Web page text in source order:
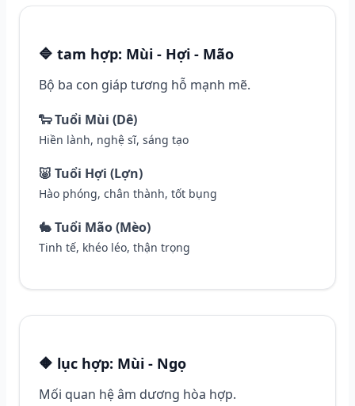
🔷 tam hợp: Mùi - Hợi - Mão
Bộ ba con giáp tương hỗ mạnh mẽ.
🐑 Tuổi Mùi (Dê)
Hiền lành, nghệ sĩ, sáng tạo
🐷 Tuổi Hợi (Lợn)
Hào phóng, chân thành, tốt bụng
🐇 Tuổi Mão (Mèo)
Tinh tế, khéo léo, thận trọng
🔶 lục hợp: Mùi - Ngọ
Mối quan hệ âm dương hòa hợp.